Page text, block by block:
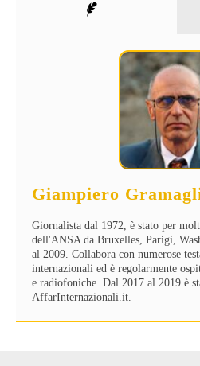
Giampiero
Giornalista dal 1972, è stato per
dell'ANSA da Bruxelles, Parigi,
al 2009. Collabora con numerose
internazionali ed è regolarmente
e radiofoniche. Dal 2017 al 2019 è
AffarInternazionali.it.